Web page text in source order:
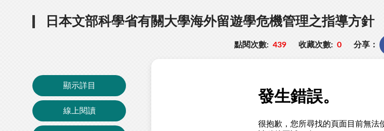
日本文部科學省有關大學海外留遊學危機管理之指導方針
點閱次數: 439 收藏次數: 0 分享：
顯示詳目
線上閱讀